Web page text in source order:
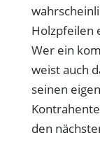
Holzpfeilen
Wer ein
weist auch
seinen
den